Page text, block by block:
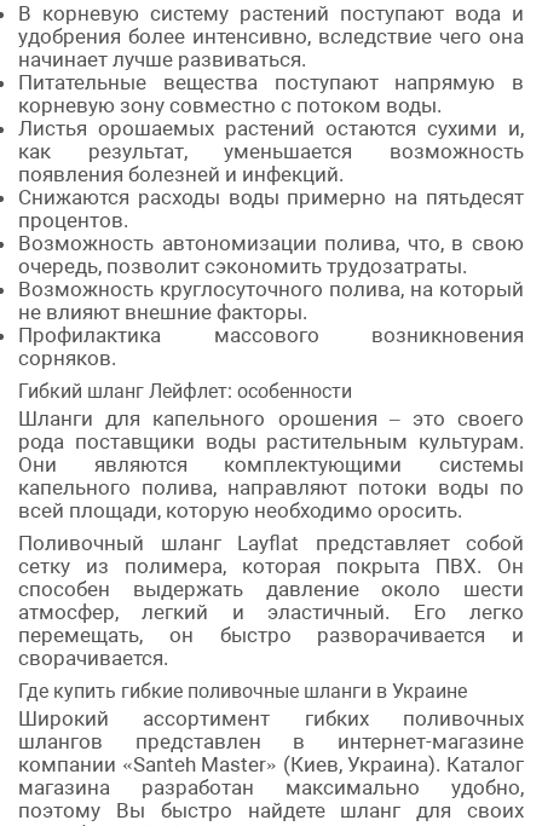
В корневую систему растений поступают вода и
удобрения более интенсивно, вследствие чего она
начинает лучше развиваться.
Питательные вещества поступают напрямую в
корневую зону совместно с потоком воды.
Листья орошаемых растений остаются сухими и,
как результат, уменьшается возможность
появления болезней и инфекций.
Снижаются расходы воды примерно на пятьдесят
процентов.
Возможность автономизации полива, что, в свою
очередь, позволит сэкономить трудозатраты.
Возможность круглосуточного полива, на который
не влияют внешние факторы.
Профилактика массового возникновения
сорняков.
Гибкий шланг Лейфлет: особенности
Шланги для капельного орошения – это своего
рода поставщики воды растительным культурам.
Они являются комплектующими системы
капельного полива, направляют потоки воды по
всей площади, которую необходимо оросить.
Поливочный шланг Layflat представляет собой
сетку из полимера, которая покрыта ПВХ. Он
способен выдержать давление около шести
атмосфер, легкий и эластичный. Его легко
перемещать, он быстро разворачивается и
сворачивается.
Где купить гибкие поливочные шланги в Украине
Широкий ассортимент гибких поливочных
шлангов представлен в интернет-магазине
компании «Santeh Master» (Киев, Украина). Каталог
магазина разработан максимально удобно,
поэтому Вы быстро найдете шланг для своих